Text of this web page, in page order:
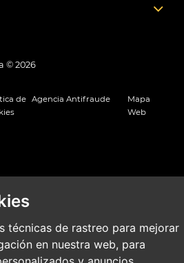
técnicas de rastreo para mejorar
en nuestra web, para
© 2026
de Agencia Antifraude
Mapa
Web